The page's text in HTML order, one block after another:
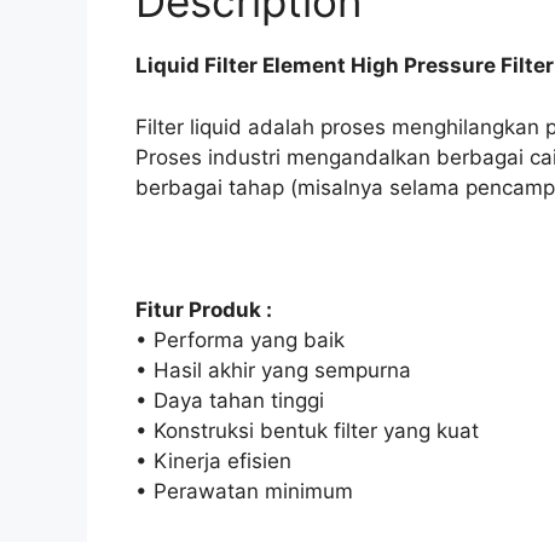
Liquid Filter Element High Pressure
Filter liquid adalah proses
Proses industri mengandalkan berbagai
berbagai tahap (misalnya selama
Fitur Produk :
• Performa yang baik
• Hasil akhir yang sempurna
• Daya tahan tinggi
• Konstruksi bentuk filter yang kuat
• Kinerja efisien
• Perawatan minimum